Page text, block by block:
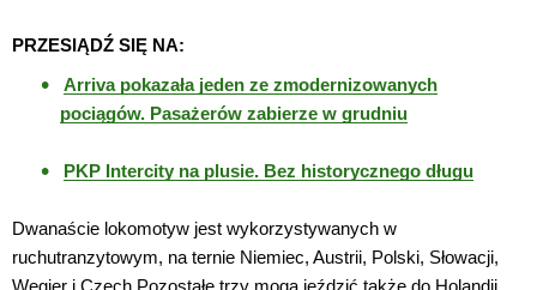
PRZESIĄDŹ SIĘ NA:
Arriva pokazała jeden ze zmodernizowanych
pociągów. Pasażerów zabierze w grudniu
PKP Intercity na plusie. Bez historycznego długu
Dwanaście lokomotyw jest wykorzystywanych w
ruchutranzytowym, na ternie Niemiec, Austrii, Polski, Słowacji,